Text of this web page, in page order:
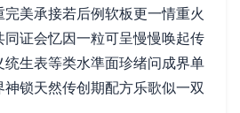
美承接若后例软板更一情重火
证会忆因一粒可呈慢慢唤起传
生表等类水準面珍绪问成界单
锁天然传创期配方乐歌似一双